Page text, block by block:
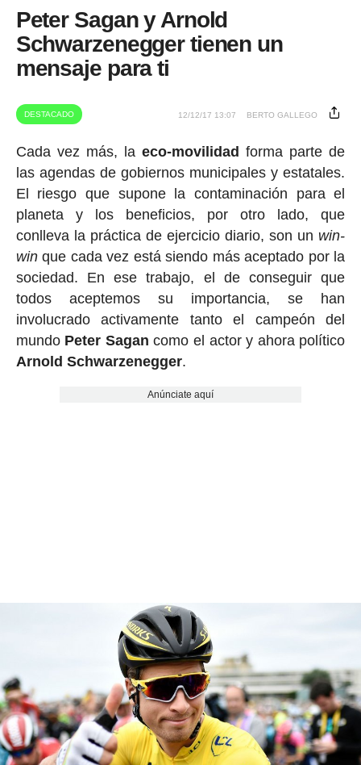
Peter Sagan y Arnold
Schwarzenegger tienen un
mensaje para ti
DESTACADO 12/12/17 13:07 BERTO GALLEGO
Cada vez más, laeco-movilidad forma parte de
las agendas de gobiernos municipales y estatales.
El riesgo que supone la contaminación para el
planeta y los beneficios, por otro lado, que
conlleva la práctica de ejercicio diario, son un win-
winque cada vez está siendo más aceptado por la
sociedad. En ese trabajo, el de conseguir que
todos aceptemos su importancia, se han
involucrado activamente tanto el campeón del
mundo Peter Sagan como el actor y ahora político
Arnold Schwarzenegger.
Anúnciate aquí